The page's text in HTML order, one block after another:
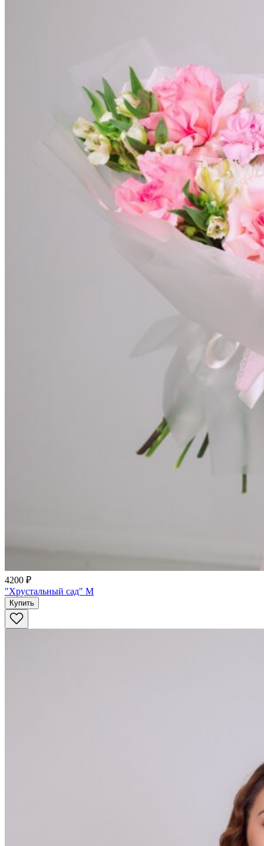
4200 ₽
"Хрустальный сад" M
Купить